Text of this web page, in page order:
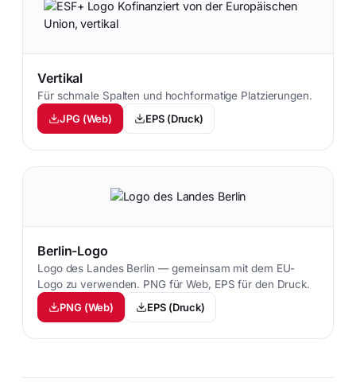
Vertikal
Für schmale Spalten und hochformatige Platzierungen.
JPG (Web)
EPS (Druck)
Berlin-Logo
Logo des Landes Berlin — gemeinsam mit dem EU-
Logo zu verwenden. PNG für Web, EPS für den Druck.
PNG (Web)
EPS (Druck)